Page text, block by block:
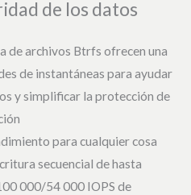
de los datos
de archivos Btrfs ofrecen una
de instantáneas para ayudar
y simplificar la protección de
para cualquier cosa
secuencial de hasta
000/54 000 IOPS de